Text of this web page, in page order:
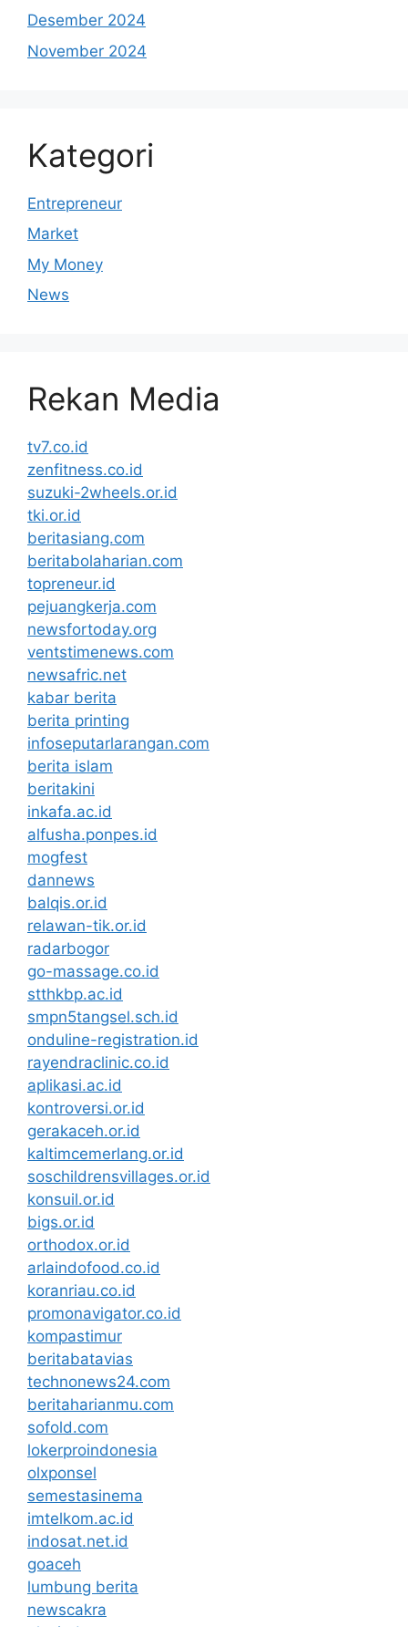
Desember 2024
November 2024
Kategori
Entrepreneur
Market
My Money
News
Rekan Media
tv7.co.id
zenfitness.co.id
suzuki-2wheels.or.id
tki.or.id
beritasiang.com
beritabolaharian.com
topreneur.id
pejuangkerja.com
newsfortoday.org
ventstimenews.com
newsafric.net
kabar berita
berita printing
infoseputarlarangan.com
berita islam
beritakini
inkafa.ac.id
alfusha.ponpes.id
mogfest
dannews
balqis.or.id
relawan-tik.or.id
radarbogor
go-massage.co.id
stthkbp.ac.id
smpn5tangsel.sch.id
onduline-registration.id
rayendraclinic.co.id
aplikasi.ac.id
kontroversi.or.id
gerakaceh.or.id
kaltimcemerlang.or.id
soschildrensvillages.or.id
konsuil.or.id
bigs.or.id
orthodox.or.id
arlaindofood.co.id
koranriau.co.id
promonavigator.co.id
kompastimur
beritabatavias
technonews24.com
beritaharianmu.com
sofold.com
lokerproindonesia
olxponsel
semestasinema
imtelkom.ac.id
indosat.net.id
goaceh
lumbung berita
newscakra